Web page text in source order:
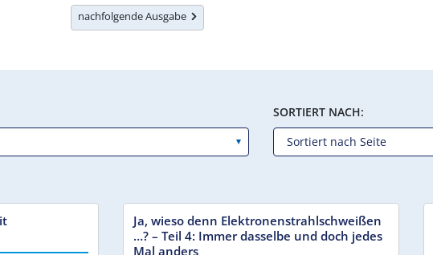
nachfolgende Ausgabe
SORTIERT NACH:
Ja, wieso denn Elektronenstrahlschweißen
…? – Teil 4: Immer dasselbe und doch jedes
Mal anders